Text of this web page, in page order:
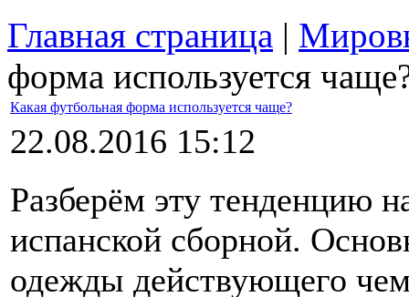
Главная страница |
форма используется
Какая футбольная форма используется чаще?
22.08.2016 15:12
Разберём эту тенденцию
испанской сборной.
одежды действующего